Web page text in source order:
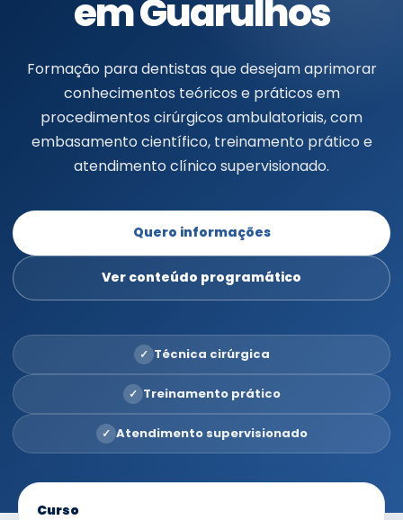
em Guarulhos
Formação para dentistas que desejam aprimorar
conhecimentos teóricos e práticos em
procedimentos cirúrgicos ambulatoriais, com
embasamento científico, treinamento prático e
atendimento clínico supervisionado.
Quero informações
Ver conteúdo programático
✓ Técnica cirúrgica
✓ Treinamento prático
✓ Atendimento supervisionado
Curso